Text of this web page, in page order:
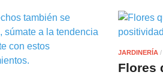
JARDINERÍA /
Flores